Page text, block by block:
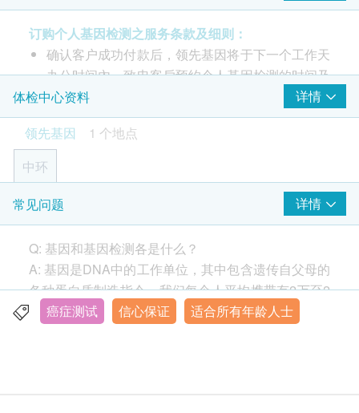
癌症基因检测
肺癌
胃癌
肾癌
膀胱癌
胰脏癌
肝癌
鼻咽癌
癌症可在家族中遗传。十大癌症基因检测透过次世代
基因测序检查本地女/男性最常见十种癌症的天生癌变
风险，但并不能检查出现时是否有癌症病变。如需额
外检查多于十种癌症，请向我们查询。
如癌症风险增加
- 癌症预防，包括饮食及生活习惯调整
- 医学跟进，个人化的针对性体检，哪怕有癌症病变
也能尽早发现
免费享用遗传学顾问咨询服务——解读检测报告，分
析基因资讯，答疑解惑，照顾您和家人的健康，助您
作出更好的健康管理计划和人生抉择。
订购个人基因检测之服务条款及细则：
确认客户成功付款后，领先基因将于下一个工作天
办公时间內，致电客戶预约个人基因检测的时间及
地点。
本基因检测有效期为6个月，客戶必须于6个月內
(由确认付款日期起计)接受有关检测，逾期作废。
三者及／或退款。
如有争议，健康网购health.ESDlife保留最终決定
权。
所有基因检测并非作为医务诊断或治疗用途。
所有个人基因检测客戶均可免费预约享用一次检测
前及一次检测后的遗传学顾问咨询/报告解读服
务。
报告需时约 10-12 星期, 并由遗传学顾问提供咨询
体检中心资料
详情
领先基因
1 个地点
中环
香港中环毕打街中建大厦14楼1411-1413室
显示地图
星期一至五：9:00am – 12:30pm, 2:30pm – 6:00pm
星期六： 9:00am – 12:30pm
星期日及公众假期：休息
常见问题 详情
Q: 基因和基因检测各是什么？
A: 基因是DNA中的工作单位，其中包含遗传自父母的
各种蛋白质制造指令。我们每个人平均携带有2万至2
万5千个基因，決定了我们的大部分身体和健康特
癌症测试 信心保证 适合所有年龄人士